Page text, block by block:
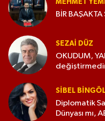
MEHMET
BİR
SEZAI DÜZ
OKUDUM,
SIBEL BINGÖL
Diplomatik
Dünyası mı,